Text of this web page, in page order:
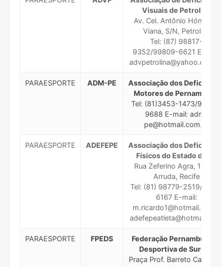
Visuais de Petrolina
Av. Cel. Antônio Hónorato
Viana, S/N, Petrolina
Tel: (87) 98817-
9352/99809-6621 E-mail:
PARAESPORTE ADM-PE
Associação dos
Motores de Pernambuco
Tel: (81)3453-1473/
9688 E-mail: adm-
pe@hotmail.com.br
PARAESPORTE ADEFEPE
Associação dos
Físicos do Estado de PE
Rua Zeferino Agra, 1010 -
Arruda, Recife
Tel: (81) 98779-2519/
6167 E-mail:
m.ricardo1@hotmail.com /
PARAESPORTE FPEDS
Federação Pernambucana
Desportiva de Surdos
Praça Prof. Barreto